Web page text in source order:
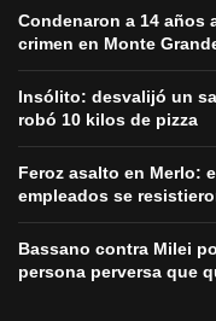
Condenaron a 14 años
crimen en Monte
Insólito: desvalijó un
robó 10 kilos de pizza
Feroz asalto en Merlo:
empleados se
Bassano contra Milei
persona perversa que